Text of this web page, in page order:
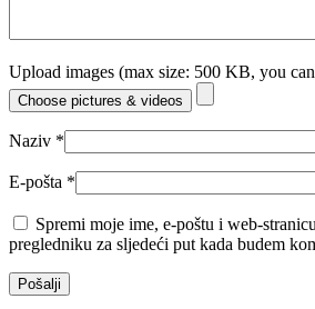
Upload images (max size: 500 KB, you
Choose pictures & videos
Naziv *
E-pošta *
Spremi moje ime, e-poštu i web-
pregledniku za sljedeći put kada budem